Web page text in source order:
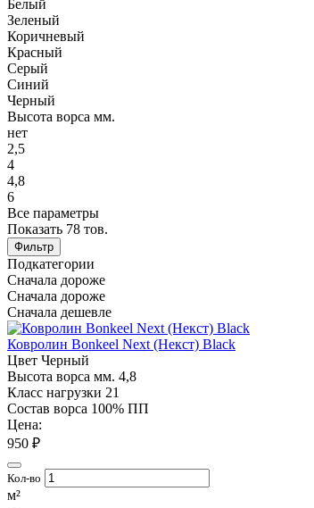
Белый
Зеленый
Коричневый
Красный
Серый
Синий
Черный
Высота ворса мм.
нет
2,5
4
4,8
6
Все параметры
Показать 78 тов.
Фильтр
Подкатегории
Сначала дороже
Сначала дороже
Сначала дешевле
Ковролин Bonkeel Next (Некст) Black
Цвет Черный
Высота ворса мм. 4,8
Класс нагрузки 21
Состав ворса 100% ПП
Цена:
950 ₽
Кол-во
м²